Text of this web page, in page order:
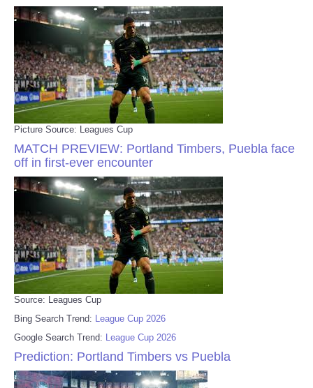
Picture Source: Leagues Cup
MATCH PREVIEW: Portland Timbers, Puebla face
off in first-ever encounter
Source: Leagues Cup
Bing Search Trend: League Cup 2026
Google Search Trend: League Cup 2026
Prediction: Portland Timbers vs Puebla